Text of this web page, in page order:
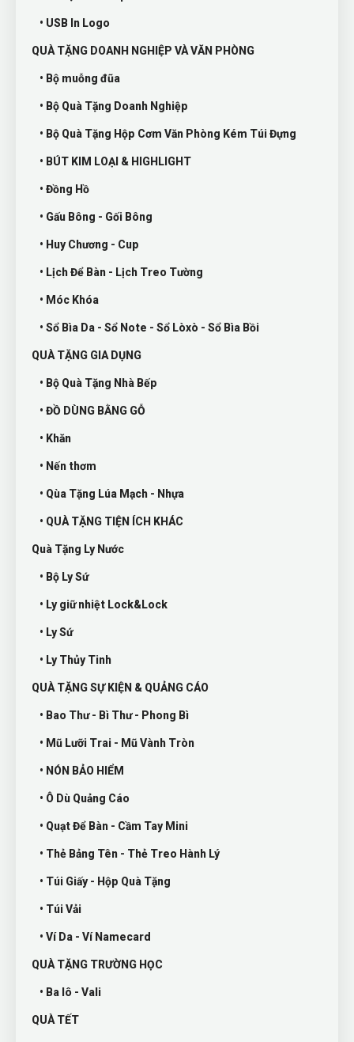
• USB In Logo
QUÀ TẶNG DOANH NGHIỆP VÀ VĂN PHÒNG
• Bộ muỗng đũa
• Bộ Quà Tặng Doanh Nghiệp
• Bộ Quà Tặng Hộp Cơm Văn Phòng Kém Túi Đựng
• BÚT KIM LOẠI & HIGHLIGHT
• Đồng Hồ
• Gấu Bông - Gối Bông
• Huy Chương - Cup
• Lịch Để Bàn - Lịch Treo Tường
• Móc Khóa
• Sổ Bìa Da - Sổ Note - Sổ Lòxò - Sổ Bìa Bồi
QUÀ TẶNG GIA DỤNG
• Bộ Quà Tặng Nhà Bếp
• ĐỒ DÙNG BẰNG GỖ
• Khăn
• Nến thơm
• Qùa Tặng Lúa Mạch - Nhựa
• QUÀ TẶNG TIỆN ÍCH KHÁC
Quà Tặng Ly Nước
• Bộ Ly Sứ
• Ly giữ nhiệt Lock&Lock
• Ly Sứ
• Ly Thủy Tinh
QUÀ TẶNG SỰ KIỆN & QUẢNG CÁO
• Bao Thư - Bì Thư - Phong Bì
• Mũ Lưỡi Trai - Mũ Vành Tròn
• NÓN BẢO HIỂM
• Ô Dù Quảng Cáo
• Quạt Để Bàn - Cầm Tay Mini
• Thẻ Bảng Tên - Thẻ Treo Hành Lý
• Túi Giấy - Hộp Quà Tặng
• Túi Vải
• Ví Da - Ví Namecard
QUÀ TẶNG TRƯỜNG HỌC
• Ba lô - Vali
QUÀ TẾT